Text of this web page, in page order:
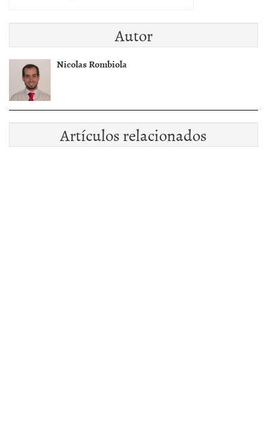
Autor
Nicolas Rombiola
Artículos relacionados